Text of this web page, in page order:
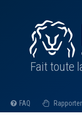
Fait toute
FAQ